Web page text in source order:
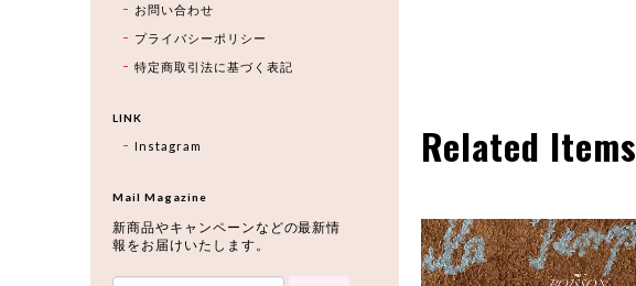
Related Items
お問い合わせ
プライバシーポリシー
特定商取引法に基づく表記
LINK
Instagram
Mail Magazine
新商品やキャンペーンなどの最新情
報をお届けいたします。